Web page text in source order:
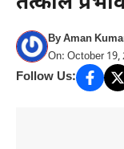
ByAman
On: October 19,
Follow Us: